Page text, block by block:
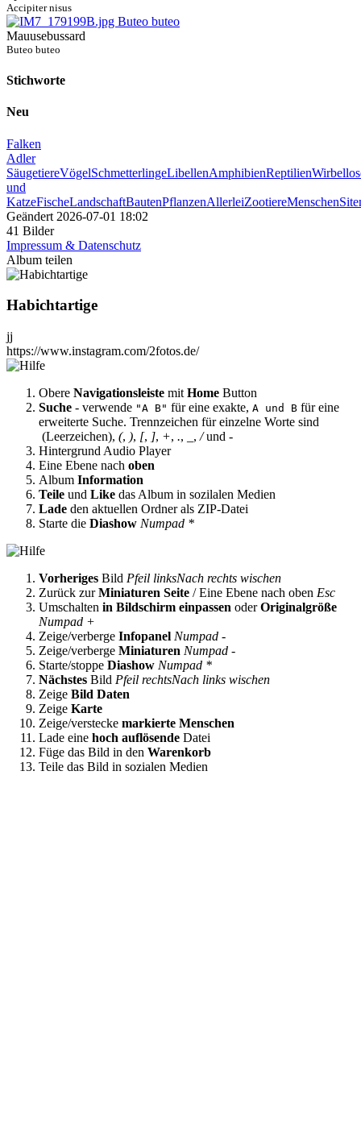
Accipiter nisus
Mauusebussard
Buteo buteo
Stichworte
Neu
Falken
Adler
SäugetiereVögelSchmetterlingeLibellenAmphibienReptilien
und
KatzeFischeLandschaftBautenPflanzenAllerleiZootiereMenschen
Geändert 2026-07-01 18:02
41 Bilder
Impressum & Datenschutz
Album teilen
Habichtartige
jj
https://www.instagram.com/2fotos.de/
Obere Navigationsleiste mit Home Button
Suche - verwende "A B" für eine exakte, A und B für eine
erweiterte Suche. Trennzeichen für einzelne Worte sind
(Leerzeichen), (, ), [, ], +, ., , /und -
Hintergrund Audio Player
Eine Ebene nach oben
Album Information
Teile und Like das Album in sozilalen Medien
Lade den aktuellen Ordner als ZIP-Datei
Starte die Diashow Numpad *
Vorheriges Bild Pfeil linksNach rechts wischen
Zurück zurMiniaturen Seite / Eine Ebene nach oben Esc
Umschalten in Bildschirm einpassen oderOriginalgröße
Numpad +
Zeige/verberge Infopanel Numpad -
Zeige/verberge Miniaturen Numpad -
Starte/stoppe Diashow Numpad *
Nächstes Bild Pfeil rechtsNach links wischen
Zeige Bild Daten
Zeige Karte
Zeige/verstecke markierte Menschen
Lade eine hoch auflösende Datei
Füge das Bild in den Warenkorb
Teile das Bild in sozialen Medien